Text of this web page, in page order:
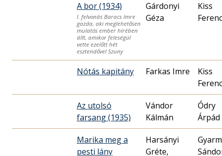
A bor (1934)
I. felvonás Baracs Imre
gazda, aki meglehetősen
mulatós ember hírében
állt, amikor feleségül
vette ezelőtt hét
esztendővel Szuny
Gárdonyi
Géza
Kiss
Ferenc
Nótás kapitány Farkas Imre
Kiss
Ferenc
Az utolsó
farsang (1935)
Vándor
Kálmán
Ódry
Árpád
Marika meg a
pesti lány
Harsányi
Gréte,